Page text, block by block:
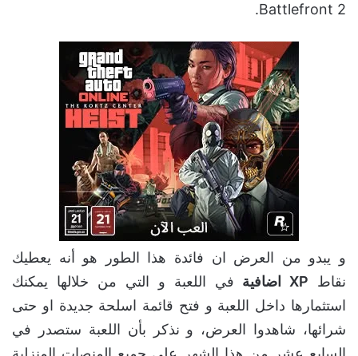
Battlefront 2.
و يبدو من العرض ان فائدة هذا الطور هو أنه يعطيك
نقاط XP اضافية
في اللعبة و التي من خلالها يمكنك
استثمارها داخل اللعبة و فتح قائمة اسلحة جديدة او حتى
شرائها، شاهدوا العرض، و نذكر بأن اللعبة ستصدر في